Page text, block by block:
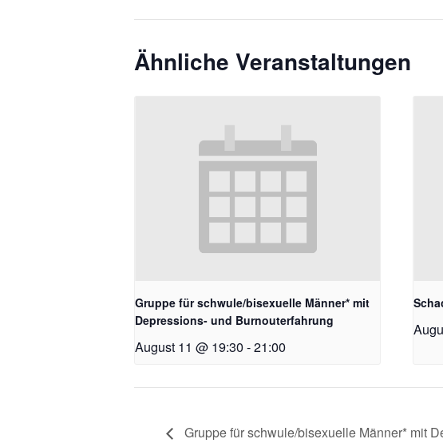
Ähnliche Veranstaltungen
Gruppe für schwule/bisexuelle Männer* mit
Depressions- und Burnouterfahrung
August 11 @ 19:30-21:00
Gruppe für schwule/bisexuelle Männer* mit